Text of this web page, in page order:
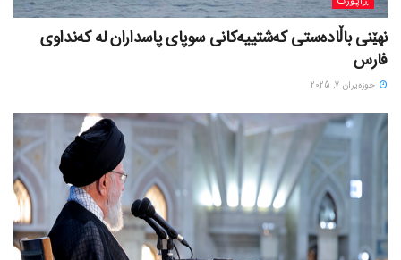
نهێنی باڵادەستی کەشتییەکانی سوپای پاسداران لە کەنداوی
فارس
حوزه‌یران 7, 2025